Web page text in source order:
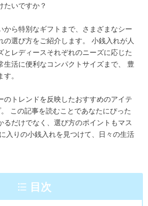
たいですか？
から特別なギフトまで、さまざまなシー
の選び方をご紹介します。 小銭入れが人
とレディースそれぞれのニーズに応じた
生活に便利なコンパクトサイズまで、 豊
。
のトレンドを反映したおすすめのアイテ
この記事を読むことであなたにぴった
るだけでなく、選び方のポイントもマス
入りの小銭入れを見つけて、日々の生活
目次